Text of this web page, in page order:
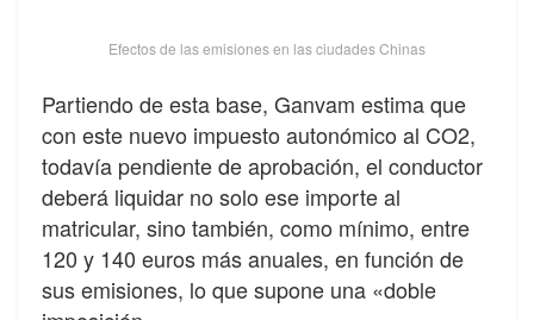
Efectos de las emisiones en las ciudades Chinas
Partiendo de esta base, Ganvam estima que
con este nuevo impuesto autonómico al CO2,
todavía pendiente de aprobación, el conductor
deberá liquidar no solo ese importe al
matricular, sino también, como mínimo, entre
120 y 140 euros más anuales, en función de
sus emisiones, lo que supone una «doble